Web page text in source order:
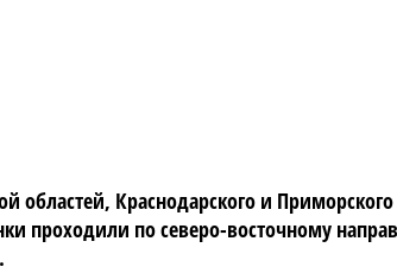
областей, Краснодарского и
проходили по северо-восточному